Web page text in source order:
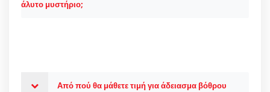
άλυτο μυστήριο;
Από πού θα μάθετε τιμή για άδειασμα βόθρου